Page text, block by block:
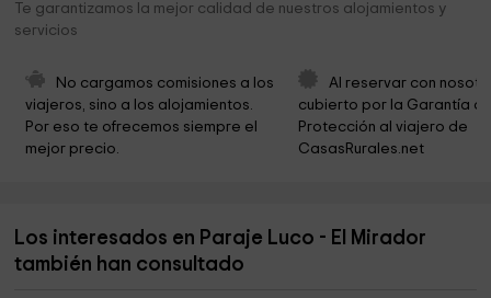
St. Martin Church
Iglesia San Bernardo
Ermita de Nuestra Señora de Monserrat
Te garantizamos la mejor calidad de nuestros alojamientos y
servicios
No cargamos comisiones a los
viajeros, sino a los alojamientos.
Por eso te ofrecemos siempre el
mejor precio.
Al reservar con
cubierto por la Garantía
Protección al viajero de
CasasRurales.net
Los interesados en Paraje Luco - El Mirador
también han consultado